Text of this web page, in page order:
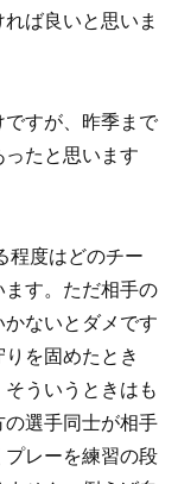
ば良いと思いま
すが、昨季まで
たと思います
程度はどのチー
ます。ただ相手の
ないとダメです
を固めたとき
ういうときはも
の選手同士が相手
レーを練習の段